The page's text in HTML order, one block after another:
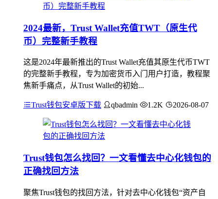
2024最新，Trust Wallet充值TWT（原生代
币）完整新手教程
这是2024年最新推出的Trust Wallet充值其原生代币TWT
的完整新手教程，专为加密货币入门用户打造，教程聚
焦新手痛点，从Trust Wallet的初始...
Trust钱包安卓版下载 qbadmin 1.2K 2026-08-07
Trust钱包怎么找回？一文看懂去中心化钱包的
正确找回方法
聚焦Trust钱包的找回方法，针对去中心化钱包“资产自